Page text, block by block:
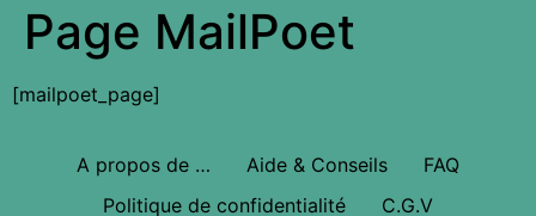
Page MailPoet
[mailpoet_page]
A propos de … Aide & Conseils
FAQ
Politique de confidentialité
C.G.V